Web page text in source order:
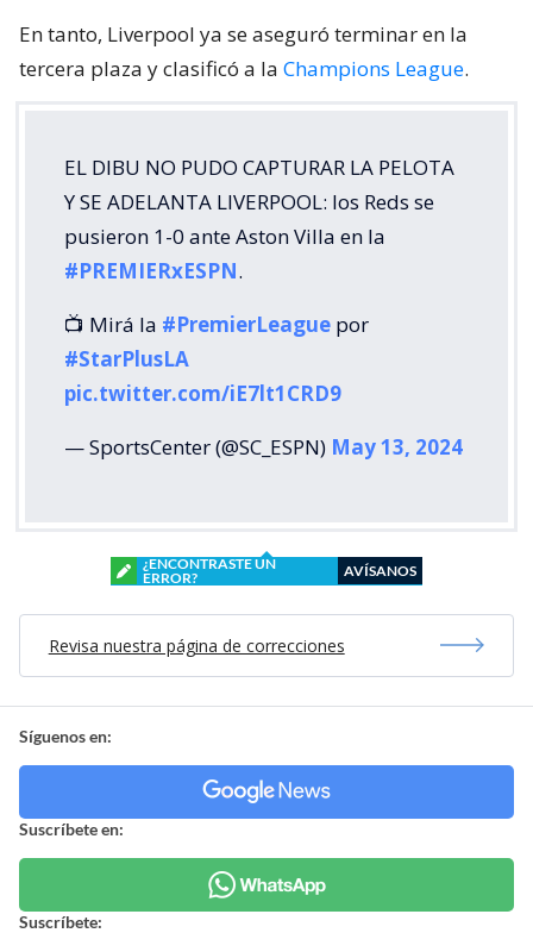
En tanto, Liverpool ya se aseguró terminar en la
tercera plaza y clasificó a la Champions League.
EL DIBU NO PUDO CAPTURAR LA PELOTA
Y SE ADELANTA LIVERPOOL: los Reds se
pusieron 1-0 ante Aston Villa en la
#PREMIERxESPN.
📺 Mirá la #PremierLeague por
#StarPlusLA
pic.twitter.com/iE7lt1CRD9
— SportsCenter (@SC_ESPN) May 13, 2024
¿ENCONTRASTE UN
ERROR?
AVÍSANOS
Revisa nuestra página de correcciones
Síguenos en:
Suscríbete en:
Suscríbete: